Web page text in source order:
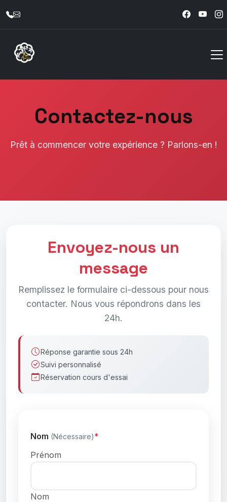
Contact
Contactez-nous
Prêt à commencer votre expérience ? Parlons-en !
Envoyez-nous un
message
Remplissez le formulaire ci-dessous pour nous
contacter. Nous vous répondrons dans les
24h.
Réponse garantie sous 24h
Suivi personnalisé
Réservation cours d'essai
Nom (Nécessaire)
Prénom
Nom